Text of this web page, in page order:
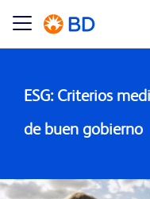
ESG: Criterios
de buen gobierno